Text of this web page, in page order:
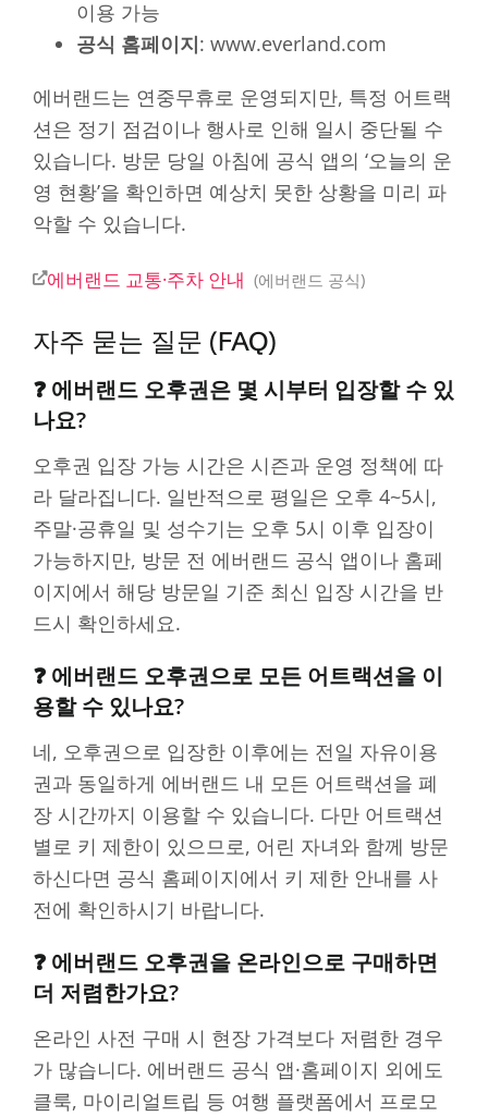
이용 가능
공식 홈페이지: www.everland.com
에버랜드는 연중무휴로 운영되지만, 특정 어트랙
션은 정기 점검이나 행사로 인해 일시 중단될 수
있습니다. 방문 당일 아침에 공식 앱의 ‘오늘의 운
영 현황’을 확인하면 예상치 못한 상황을 미리 파
악할 수 있습니다.
에버랜드 교통·주차 안내 에버랜드 공식
자주 묻는 질문 (FAQ)
❓ 에버랜드 오후권은 몇 시부터 입장할 수 있
나요?
오후권 입장 가능 시간은 시즌과 운영 정책에 따
라 달라집니다. 일반적으로 평일은 오후 4~5시,
주말·공휴일 및 성수기는 오후 5시 이후 입장이
가능하지만, 방문 전 에버랜드 공식 앱이나 홈페
이지에서 해당 방문일 기준 최신 입장 시간을 반
드시 확인하세요.
❓ 에버랜드 오후권으로 모든 어트랙션을 이
용할 수 있나요?
네, 오후권으로 입장한 이후에는 전일 자유이용
권과 동일하게 에버랜드 내 모든 어트랙션을 폐
장 시간까지 이용할 수 있습니다. 다만 어트랙션
별로 키 제한이 있으므로, 어린 자녀와 함께 방문
하신다면 공식 홈페이지에서 키 제한 안내를 사
전에 확인하시기 바랍니다.
❓ 에버랜드 오후권을 온라인으로 구매하면
더 저렴한가요?
온라인 사전 구매 시 현장 가격보다 저렴한 경우
가 많습니다. 에버랜드 공식 앱·홈페이지 외에도
클룩, 마이리얼트립 등 여행 플랫폼에서 프로모